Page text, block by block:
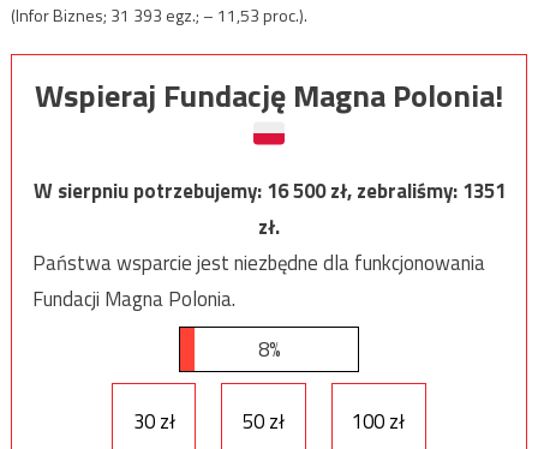
(Infor Biznes; 31 393 egz.; – 11,53 proc.).
Wspieraj Fundację Magna Polonia!
W sierpniu potrzebujemy:16 500zł, zebraliśmy:1351
zł.
Państwa wsparcie jest niezbędne dla funkcjonowania
Fundacji Magna Polonia.
8%
30 zł 50 zł 100 zł